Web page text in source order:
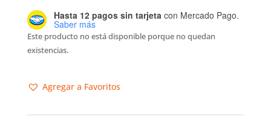
Hasta 12 pagos sin tarjetacon Mercado Pago.
Saber más
Este producto no está disponible porque no quedan
existencias.
Agregar a Favoritos